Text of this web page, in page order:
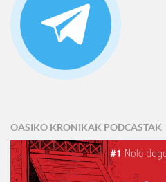
OASIKO KRONIKAK PODCASTAK